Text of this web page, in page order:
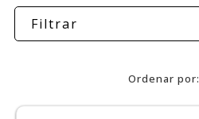
Reforma
Filtrar
Ordenar por: